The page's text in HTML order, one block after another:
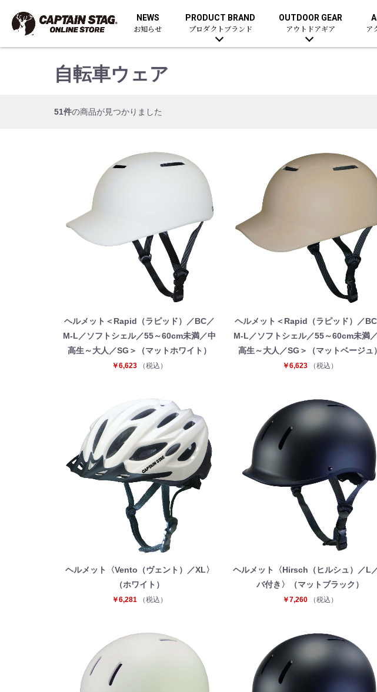
NEWS
お知らせ
PRODUCT BRAND
プロダクトブランド
OUTDOOR GEAR
アウトドアギア ア
自転車ウェア
51件の商品が見つかりました
ヘルメット＜Rapid（ラピッド）／BC／
M-L／ソフトシェル／55～60cm未満／中
高生～大人／SG＞（マットホワイト）
￥6,623 （税込）
ヘルメット＜Rapid（ラピッド）／
M-L／ソフトシェル／55～60cm未満
高生～大人／SG＞（マットベージュ）
￥6,623 （税込）
ヘルメット〈Vento（ヴェント）／XL〉
（ホワイト）
￥6,281 （税込）
ヘルメット〈Hirsch（ヒルシュ）／L
バ付き〉（マットブラック）
￥7,260 （税込）